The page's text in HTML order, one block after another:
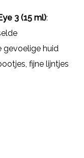
3 (15 ml):
gevoelige huid
fijne lijntjes